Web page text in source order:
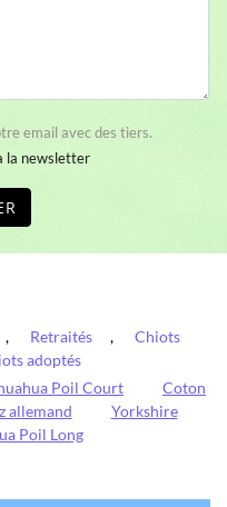
email avec des tiers.
la newsletter
, Retraités ,
Chiots
adoptés
Poil Court
Coton
allemand
Yorkshire
Poil Long